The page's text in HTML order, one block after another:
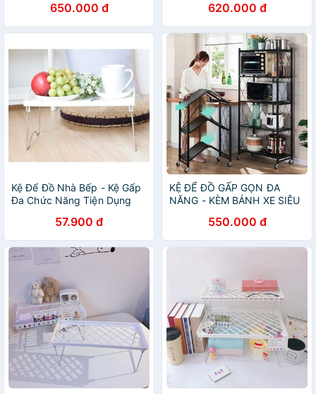
Phòng Ngủ, Phòng Khách
650.000 đ 620.000 đ
Kệ Để Đồ Nhà Bếp - Kệ Gấp
Đa Chức Năng Tiện Dụng
57.900 đ
KỆ ĐỂ ĐỒ GẤP GỌN ĐA
NĂNG - KÈM BÁNH XE SIÊU
KHẨU KHÔNG PHẢI GIA
CÔNG
550.000 đ